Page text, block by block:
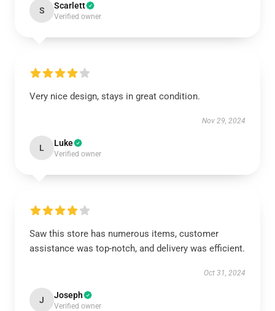
S Scarlett
Verified owner
Very nice design, stays in great condition.
Nov 29, 2024
L Luke
Verified owner
Saw this store has numerous items, customer
assistance was top-notch, and delivery was efficient.
Oct 31, 2024
J Joseph
Verified owner